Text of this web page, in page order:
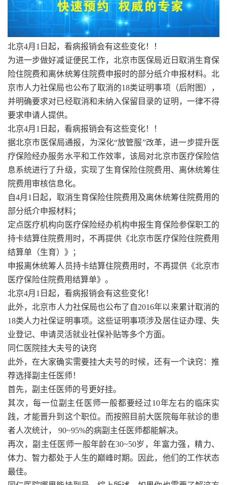
北京4月1日起，看病报销会有这些变化！！
为进一步做好减证便民工作，北京市医保局近日取消生育保
险住院费和离休统筹住院费申报时的部分纸介申报材料。北
京市人力社保局也公布了取消的18类证明事项（后附图），
并明确要求对已经取消和未纳入保留目录的证明，一律不得
要求申请人提供。
北京4月1日起，看病报销会有这些变化！！
据北京市医保局通报，为深化“放管服”改革，进一步提升医
疗保险经办服务水平和工作效率，该局对北京市医疗保险信
息系统进行了升级，实现了生育保险住院费用、离休统筹住
院费用审核信息化。
自4月1日起，取消生育保险住院费用及离休统筹住院费用的
部分纸介申报材料；
定点医疗机构向医疗保险经办机构申报生育保险参保职工的
持卡结算住院费用时，不再提供《北京市医疗保险住院费用
结算单（生育）》；
申报离休统筹人员持卡结算住院费用时，不再提供《北京市
医疗保险住院费用结算单》。
北京4月1日起，看病报销会有这些变化！
此外，北京市人力社保局也公布了自2016年以来累计取消的
18类人力社保证明事项。这些证明事项涉及居住证办理、失
业登记、申请灵活就业社保补贴等多个方面。
同仁医院挂大夫号的诀窍
此外，在大家确实需要挂大夫号的时候，还有一个诀窍：推
荐选择副主任医师！
首先，副主任医师的号更好挂。
其次，每一位副主任医师一般都要经过10年左右的临床实
践，才能晋升到这个职位。而按照目前大医院每年就诊的患
者人次统计， 90~95%的病副主任医师都能解决。
再次，副主任医师一般年龄在30~50岁，年富力强，精力、
体力、智力都处于人生的巅峰时期。因此，他们的工作状态
最佳。